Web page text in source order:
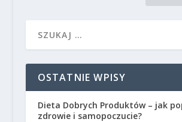
OSTATNIE WPISY
Dieta Dobrych Produktów – jak
zdrowie i samopoczucie?